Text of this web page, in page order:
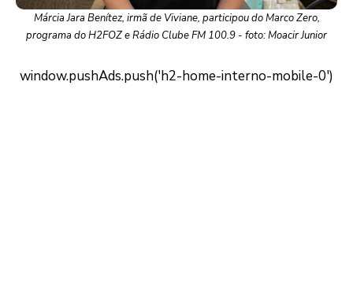
Márcia Jara Benítez, irmã de Viviane, participou do Marco Zero,
programa do H2FOZ e Rádio Clube FM 100.9 - foto: Moacir Junior